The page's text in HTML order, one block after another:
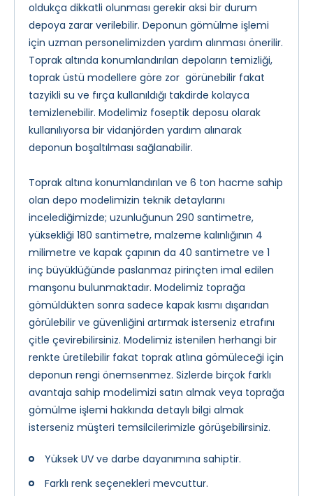
oldukça dikkatli olunması gerekir aksi bir durum
depoya zarar verilebilir. Deponun gömülme işlemi
için uzman personelimizden yardım alınması önerilir.
Toprak altında konumlandırılan depoların temizliği,
toprak üstü modellere göre zor görünebilir fakat
tazyikli su ve fırça kullanıldığı takdirde kolayca
temizlenebilir. Modelimiz foseptik deposu olarak
kullanılıyorsa bir vidanjörden yardım alınarak
deponun boşaltılması sağlanabilir.
Toprak altına konumlandırılan ve 6 ton hacme sahip
olan depo modelimizin teknik detaylarını
incelediğimizde; uzunluğunun 290 santimetre,
yüksekliği 180 santimetre, malzeme kalınlığının 4
milimetre ve kapak çapının da 40 santimetre ve 1
inç büyüklüğünde paslanmaz pirinçten imal edilen
manşonu bulunmaktadır. Modelimiz toprağa
gömüldükten sonra sadece kapak kısmı dışarıdan
görülebilir ve güvenliğini artırmak isterseniz etrafını
çitle çevirebilirsiniz. Modelimiz istenilen herhangi bir
renkte üretilebilir fakat toprak atlına gömüleceği için
deponun rengi önemsenmez. Sizlerde birçok farklı
avantaja sahip modelimizi satın almak veya toprağa
gömülme işlemi hakkında detaylı bilgi almak
isterseniz müşteri temsilcilerimizle görüşebilirsiniz.
Yüksek UV ve darbe dayanımına sahiptir.
Farklı renk seçenekleri mevcuttur.